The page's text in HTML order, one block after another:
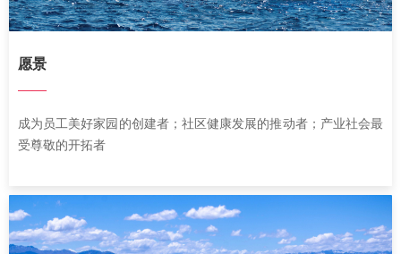
愿景
——
成为员工美好家园的创建者； 社区健康发展的推动者； 产业社会最
受尊敬的开拓者